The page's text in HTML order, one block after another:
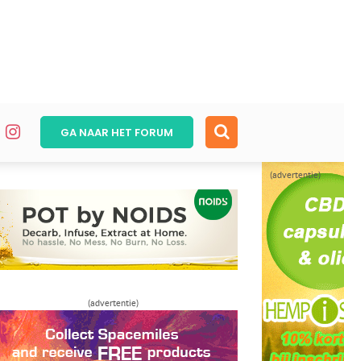
(advertentie)
GA NAAR HET FORUM
(advertentie)